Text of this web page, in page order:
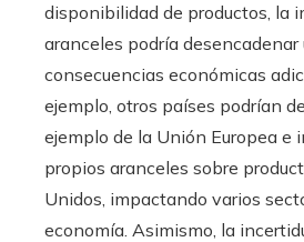
disponibilidad de productos, la
aranceles podría desencadenar
consecuencias económicas
ejemplo, otros países podrían
ejemplo de la Unión Europea e
propios aranceles sobre
Unidos, impactando varios
economía. Asimismo, la